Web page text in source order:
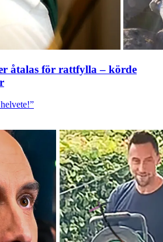
åtalas för rattfylla – körde